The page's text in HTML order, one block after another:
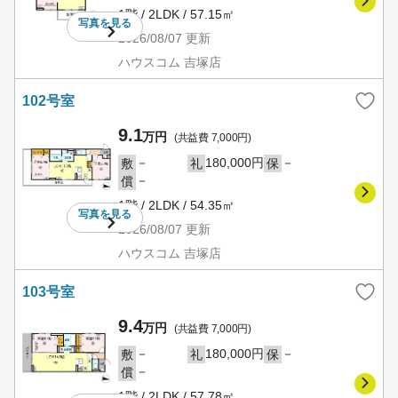
写真を見る
1階 / 2LDK / 57.15㎡
2026/08/07 更新
ハウスコム 吉塚店
102号室
写真を見る
9.1万円 (共益費 7,000円)
敷 － 礼 180,000円 保 －
償 －
1階 / 2LDK / 54.35㎡
2026/08/07 更新
ハウスコム 吉塚店
103号室
9.4万円 (共益費 7,000円)
敷 － 礼 180,000円 保 －
償 －